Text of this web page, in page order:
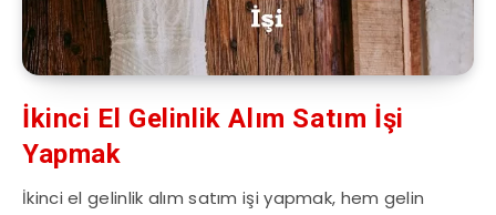
İkinci El Gelinlik Alım Satım İşi
Yapmak
İkinci el gelinlik alım satım işi yapmak, hem gelin